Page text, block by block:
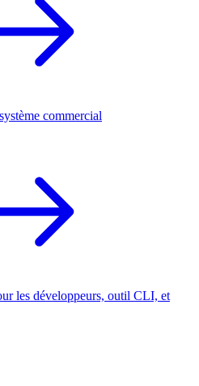
commercial
les développeurs, outil CLI, et